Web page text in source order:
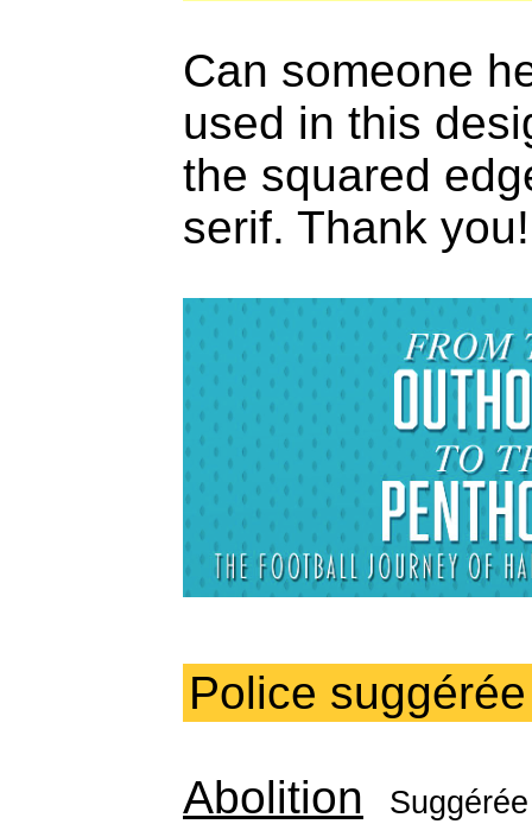
Can someone
used in this
the squared
serif. Thank
Police suggérée
Abolition